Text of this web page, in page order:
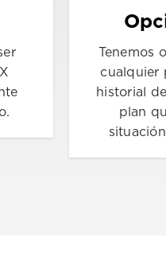
Tenemos
cualquier
historial
plan